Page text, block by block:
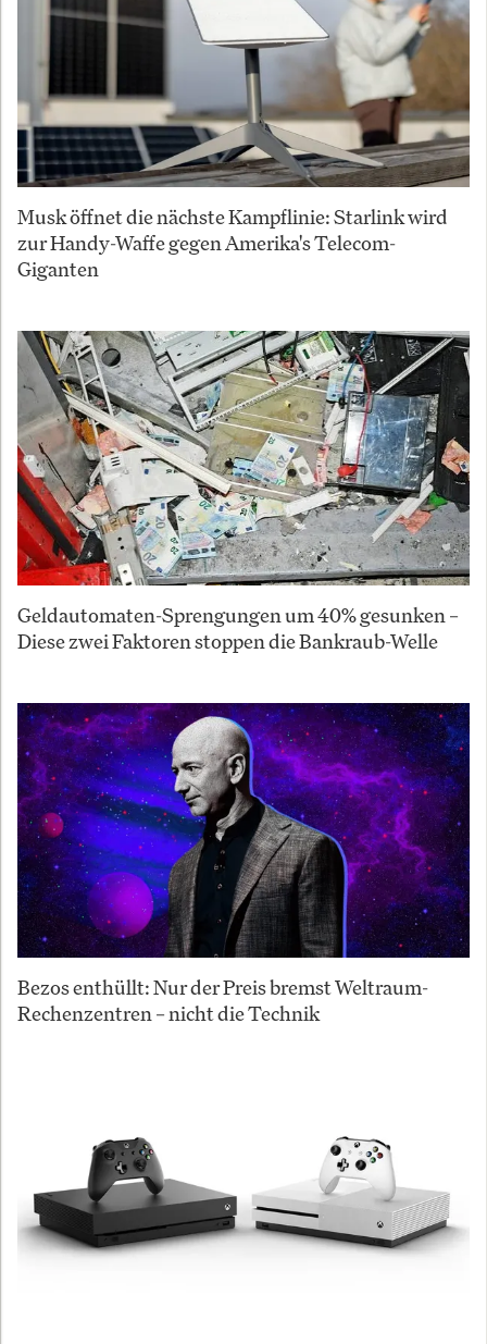
Musk öffnet die nächste Kampflinie: Starlink wird
zur Handy-Waffe gegen Amerika's Telecom-
Giganten
Geldautomaten-Sprengungen um 40% gesunken –
Diese zwei Faktoren stoppen die Bankraub-Welle
Bezos enthüllt: Nur der Preis bremst Weltraum-
Rechenzentren – nicht die Technik